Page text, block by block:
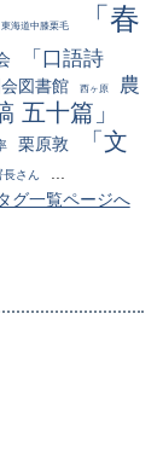
東海道中膝栗毛
「春
「口語詩
会図書館 西ヶ原
農
五十篇」
栗原敦
「文
長さん
グ一覧ページへ